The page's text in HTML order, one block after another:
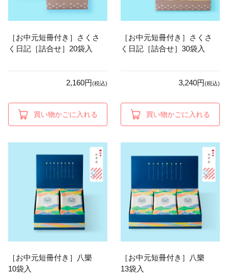
［お中元短冊付き］さくさ
く日記［詰合せ］20袋入
2,160円(税込)
買い物かごに入れる
［お中元短冊付き］さくさ
く日記［詰合せ］30袋入
3,240円(税込)
買い物かごに入れる
［お中元短冊付き］八樂
10袋入
［お中元短冊付き］八樂
13袋入